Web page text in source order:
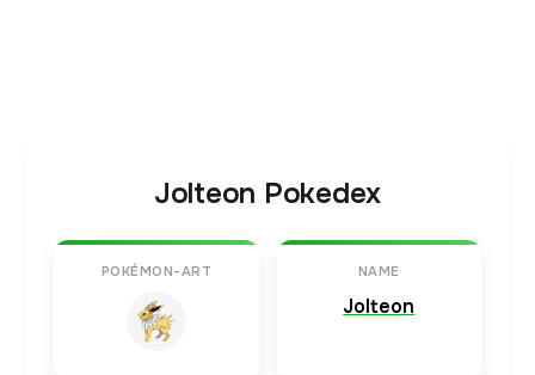
Jolteon Pokedex
POKÉMON-ART NAME
Jolteon